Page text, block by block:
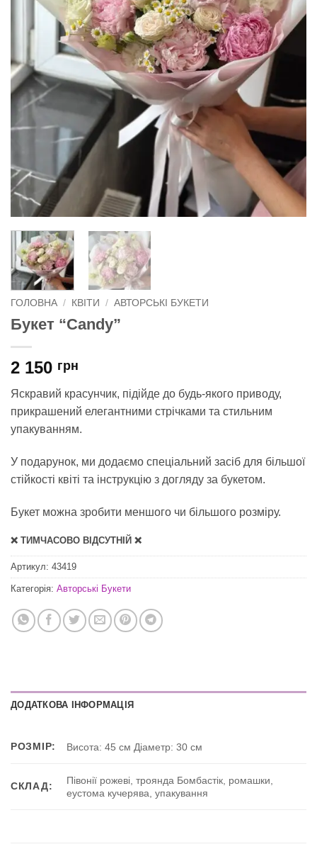
ГОЛОВНА / КВІТИ / АВТОРСЬКІ БУКЕТИ
Букет “Candy”
2 150 грн
Яскравий красунчик, підійде до будь-якого приводу,
прикрашений елегантними стрічками та стильним
упакуванням.
У подарунок, ми додаємо спеціальний засіб для більшої
стійкості квіті та інструкцію з догляду за букетом.
Букет можна зробити меншого чи більшого розміру.
❌ ТИМЧАСОВО ВІДСУТНІЙ ❌
Артикул: 43419
Категорія: Авторські Букети
ДОДАТКОВА ІНФОРМАЦІЯ
РОЗМІР: Висота: 45 см Діаметр: 30 см
СКЛАД:
Півонії рожеві, троянда Бомбастік, ромашки,
еустома кучерява, упакування